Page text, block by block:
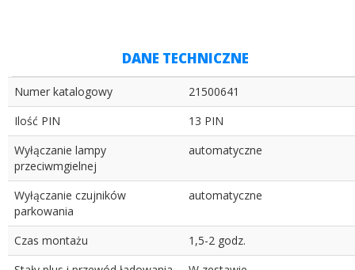
DANE TECHNICZNE
Numer katalogowy
21500641
Ilość PIN
13 PIN
Wyłączanie lampy
przeciwmgielnej
automatyczne
Wyłączanie czujników
parkowania
automatyczne
Czas montażu
1,5-2 godz.